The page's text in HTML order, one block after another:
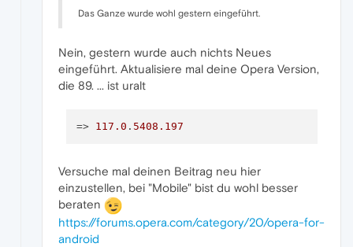
Das Ganze wurde wohl gestern eingeführt.
Nein, gestern wurde auch nichts Neues
eingeführt. Aktualisiere mal deine Opera Version,
die 89. ... ist uralt
=> 117.0 . 5408.197
Versuche mal deinen Beitrag neu hier
einzustellen, bei "Mobile" bist du wohl besser
beraten
https://forums.opera.com/category/20/opera-for-
android